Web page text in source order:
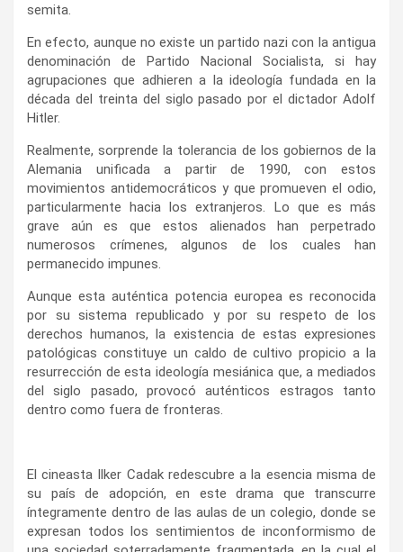
semita.
En efecto, aunque no existe un partido nazi con la antigua
denominación de Partido Nacional Socialista, si hay
agrupaciones que adhieren a la ideología fundada en la
década del treinta del siglo pasado por el dictador Adolf
Hitler.
Realmente, sorprende la tolerancia de los gobiernos de la
Alemania unificada a partir de 1990, con estos
movimientos antidemocráticos y que promueven el odio,
particularmente hacia los extranjeros. Lo que es más
grave aún es que estos alienados han perpetrado
numerosos crímenes, algunos de los cuales han
permanecido impunes.
Aunque esta auténtica potencia europea es reconocida
por su sistema republicado y por su respeto de los
derechos humanos, la existencia de estas expresiones
patológicas constituye un caldo de cultivo propicio a la
resurrección de esta ideología mesiánica que, a mediados
del siglo pasado, provocó auténticos estragos tanto
dentro como fuera de fronteras.
El cineasta Ilker Cadak redescubre a la esencia misma de
su país de adopción, en este drama que transcurre
íntegramente dentro de las aulas de un colegio, donde se
expresan todos los sentimientos de inconformismo de